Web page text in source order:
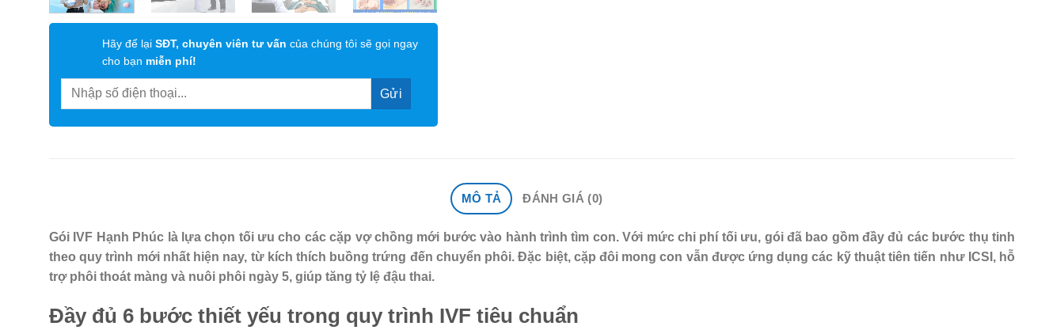
Hãy để lại SĐT, chuyên viên tư vấn của chúng tôi sẽ gọi ngay
cho bạn miễn phí!
MÔ TẢ ĐÁNH GIÁ (0)
Gói IVF Hạnh Phúc là lựa chọn tối ưu cho các cặp vợ chồng mới bước vào hành trình tìm con. Với mức chi phí tối ưu, gói đã bao gồm đầy đủ các bước thụ tinh
theo quy trình mới nhất hiện nay, từ kích thích buồng trứng đến chuyển phôi. Đặc biệt, cặp đôi mong con vẫn được ứng dụng các kỹ thuật tiên tiến như ICSI, hỗ
trợ phôi thoát màng và nuôi phôi ngày 5, giúp tăng tỷ lệ đậu thai.
Đầy đủ 6 bước thiết yếu trong quy trình IVF tiêu chuẩn